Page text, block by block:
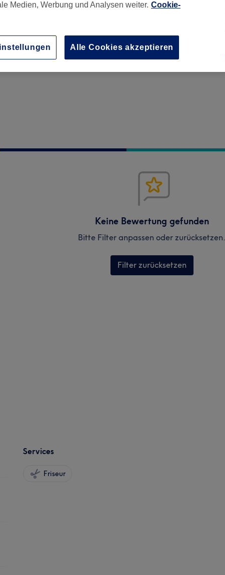
Keine Bewertung gefunden
Bitte Filter anpassen oder zurücksetzen.
Filter zurücksetzen
Services
Friseur
Medien, Werbung und Analysen weiter. Cookie-
Alle Cookies akzeptieren